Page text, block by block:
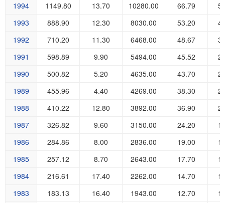
1994
1149.80 13.70 10280.00 66.79
1993
888.90 12.30 8030.00 53.20
1992
710.20 11.30 6468.00 48.67
1991
598.89 9.90 5494.00 45.52
1990
500.82 5.20 4635.00 43.70
1989
455.96 4.40 4269.00 38.30
1988
410.22 12.80 3892.00 36.90
1987
326.82 9.60 3150.00 24.20
1986
284.86 8.00 2836.00 19.00
1985
257.12 8.70 2643.00 17.70
1984
216.61 17.40 2262.00 14.70
1983
183.13 16.40 1943.00 12.70